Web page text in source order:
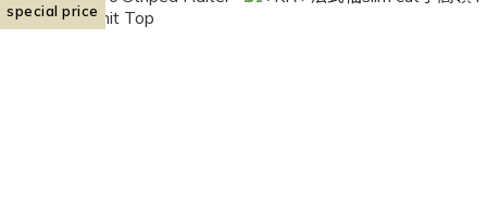
special price